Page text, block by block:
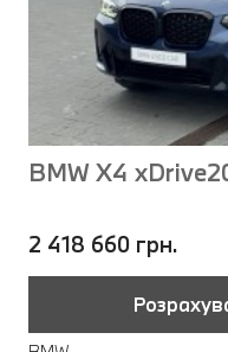
BMW X4
2 418 660 грн.